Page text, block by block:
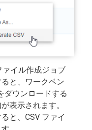
ァイル作成ジョブ
と、ワークベン
ダウンロードする
表示されます。
と、CSV ファイ